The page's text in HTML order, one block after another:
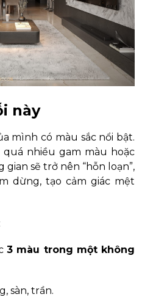
này
mình có màu sắc nổi bật.
nhiều gam màu hoặc
sẽ trở nên “hỗn loạn”,
dừng, tạo cảm giác mệt
3 màu trong một không
sàn, trần.